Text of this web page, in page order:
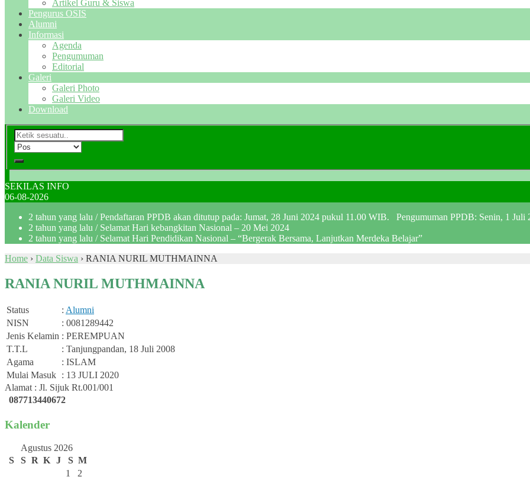
Artikel Guru & Siswa
Pengurus OSIS
Alumni
Informasi
Agenda
Pengumuman
Editorial
Galeri
Galeri Photo
Galeri Video
Download
SEKILAS INFO
06-08-2026
2 tahun yang lalu / Pendaftaran PPDB akan ditutup pada: Jumat, 28 Juni 2024 pukul 11.00 WIB. Pengumuman PPDB: Senin, 1 Juli
2 tahun yang lalu / Selamat Hari kebangkitan Nasional – 20 Mei 2024
2 tahun yang lalu / Selamat Hari Pendidikan Nasional – “Bergerak Bersama, Lanjutkan Merdeka Belajar”
Home › Data Siswa › RANIA NURIL MUTHMAINNA
RANIA NURIL MUTHMAINNA
Status : Alumni
NISN
: 0081289442
Jenis Kelamin : PEREMPUAN
T.T.L
: Tanjungpandan, 18 Juli 2008
Agama
: ISLAM
Mulai Masuk : 13 JULI 2020
Alamat : Jl. Sijuk Rt.001/001
087713440672
Kalender
Agustus 2026
S
S R K J S M
1
2